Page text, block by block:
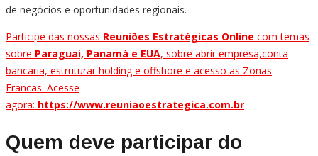
de negócios e oportunidades regionais.
Participe das nossas Reuniões Estratégicas Online com temas
sobre Paraguai, Panamá e EUA, sobre abrir empresa,conta
bancaria, estruturar holding e offshore e acesso as Zonas
Francas. Acesse
agora: https://www.reuniaoestrategica.com.br
Quem deve participar do